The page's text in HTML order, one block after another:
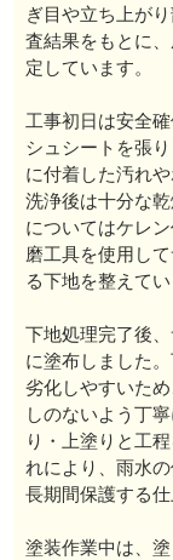
ぎ目や立ち上が
査結果をもとに
定しています。
工事初日は安全
シュシートを張
に付着した汚れ
洗浄後は十分な
についてはケレ
磨工具を使用し
る下地を整えてい
下地処理完了後
に塗布しました
劣化しやすいた
しのないよう丁
り・上塗りと工
れにより、雨水
長期間保護する仕
塗装作業中は、